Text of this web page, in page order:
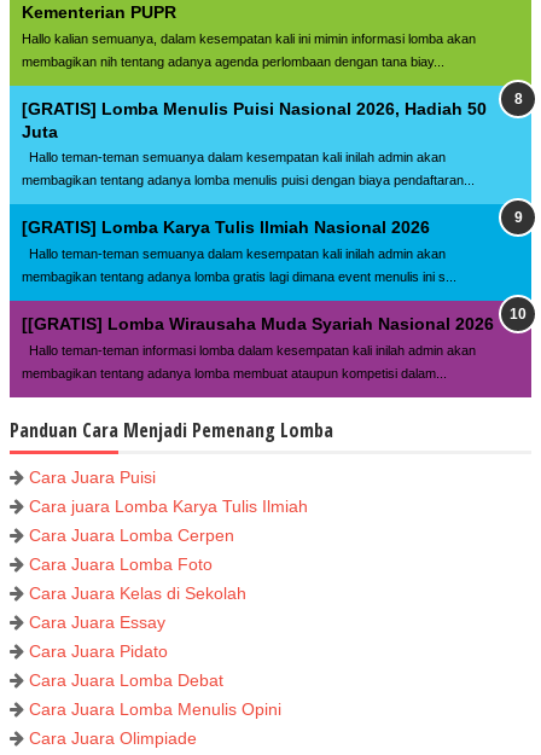
Kementerian PUPR
Hallo kalian semuanya, dalam kesempatan kali ini mimin informasi lomba akan
membagikan nih tentang adanya agenda perlombaan dengan tana biay...
[GRATIS] Lomba Menulis Puisi Nasional 2026, Hadiah 50
Juta
Hallo teman-teman semuanya dalam kesempatan kali inilah admin akan
membagikan tentang adanya lomba menulis puisi dengan biaya pendaftaran...
[GRATIS] Lomba Karya Tulis Ilmiah Nasional 2026
Hallo teman-teman semuanya dalam kesempatan kali inilah admin akan
membagikan tentang adanya lomba gratis lagi dimana event menulis ini s...
[[GRATIS] Lomba Wirausaha Muda Syariah Nasional 2026
Hallo teman-teman informasi lomba dalam kesempatan kali inilah admin akan
membagikan tentang adanya lomba membuat ataupun kompetisi dalam...
Panduan Cara Menjadi Pemenang Lomba
Cara Juara Puisi
Cara juara Lomba Karya Tulis Ilmiah
Cara Juara Lomba Cerpen
Cara Juara Lomba Foto
Cara Juara Kelas di Sekolah
Cara Juara Essay
Cara Juara Pidato
Cara Juara Lomba Debat
Cara Juara Lomba Menulis Opini
Cara Juara Olimpiade